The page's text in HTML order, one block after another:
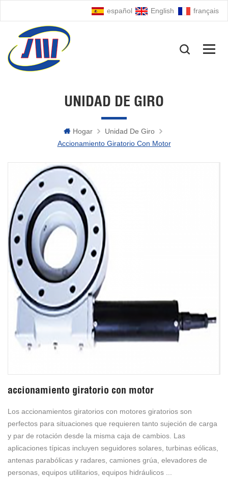
español English français
UNIDAD DE GIRO
Hogar
Unidad De Giro
Accionamiento Giratorio Con Motor
accionamiento giratorio con motor
Los accionamientos giratorios con motores giratorios son
perfectos para situaciones que requieren tanto sujeción de carga
y par de rotación desde la misma caja de cambios. Las
aplicaciones típicas incluyen seguidores solares, turbinas eólicas,
antenas parabólicas y radares, camiones grúa, elevadores de
personas, equipos utilitarios, equipos hidráulicos ...